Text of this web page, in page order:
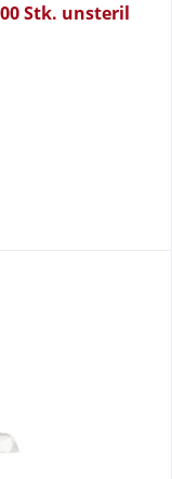
Stk. unsteril